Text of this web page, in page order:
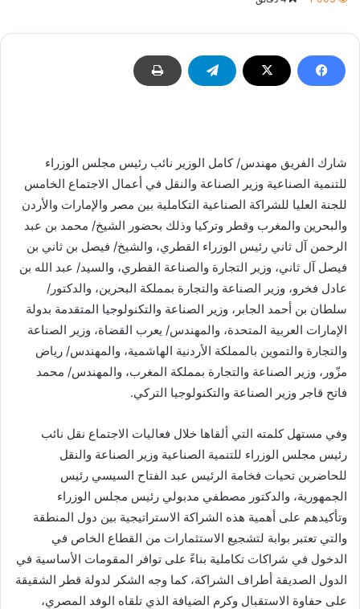
شارك الفريق مهندس/ كامل الوزير نائب رئيس مجلس الوزراء
للتنمية الصناعية وزير الصناعة والنقل في أعمال الاجتماع الخامس
للجنة العليا للشراكة الصناعية التكاملية بين مصر والإمارات والأردن
والبحرين والمغرب وقطر وتركيا وذلك بحضور الشيخ/ محمد بن عبد
الرحمن آل ثاني رئيس الوزراء القطري، والشيخ/ فيصل بن ثاني بن
فيصل آل ثاني، وزير التجارة والصناعة القطري، والسيد/ عبد الله بن
عادل فخرو، وزير الصناعة والتجارة بمملكة البحرين، والدكتور/
سلطان بن أحمد الجابر، وزير الصناعة والتكنولوجيا المتقدمة بدولة
الإمارات العربية المتحدة، والمهندس/ يعرب القضاة، وزير الصناعة
والتجارة والتموين بالمملكة الأردنية الهاشمية، والمهندس/ رياض
مزّور، وزير الصناعة والتجارة بمملكة المغرب، والمهندس/ محمد
فاتح قاجر وزير الصناعة والتكنولوجيا التركي.
وفي مستهل كلمته التي ألقاها خلال فعاليات الاجتماع نقل نائب
رئيس مجلس الوزراء للتنمية الصناعية وزير الصناعة والنقل
للحاضرين تحيات فخامة الرئيس عبد الفتاح السيسي رئيس
الجمهورية، والدكتور مصطفي مدبولي رئيس مجلس الوزراء
وتأكيدهم على أهمية هذه الشراكة الاستراتيجية بين دول المنطقة
والتي تعتبر بوابة لتشجيع الاستثمارات من القطاع الخاص في
الدخول في شراكات تكاملية بناءً على توافر المقومات الأساسية في
الدول الصديقة أطراف الشراكة، كما وجه الشكر لدولة قطر الشقيقة
على حفاوة الاستقبال وكرم الضيافة الذي تلقاه الوفد المصري،